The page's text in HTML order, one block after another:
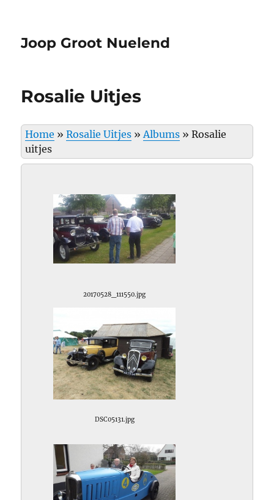
Joop Groot Nuelend
Rosalie Uitjes
Home »Rosalie Uitjes »Albums »Rosalie
uitjes
20170528_111550.jpg
DSC05131.jpg